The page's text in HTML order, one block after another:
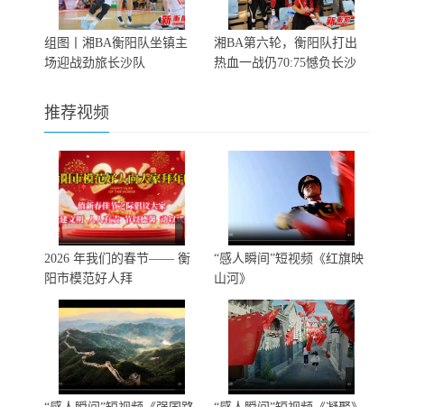
组图丨湘BA衡阳队坐镇主
场迎战劲旅长沙队
湘BA第六轮，衡阳队打出
热血一战仍70:75憾负长沙
推荐视频
2026 年我们的春节—— 衡
阳市模范好人拜
“感人瞬间”短视频《红旗映
山河》